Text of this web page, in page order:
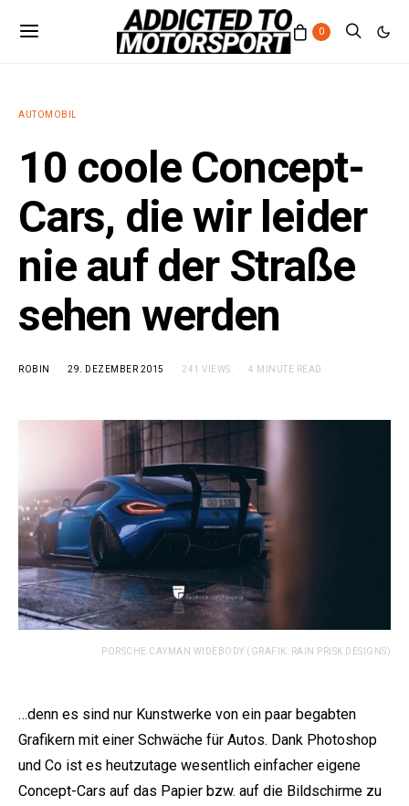
0
AUTOMOBIL
10 coole Concept-
Cars, die wir leider
nie auf der Straße
sehen werden
ROBIN 29. DEZEMBER 2015 241 VIEWS 4 MINUTE READ
PORSCHE CAYMAN WIDEBODY (GRAFIK: RAIN PRISK DESIGNS)
…denn es sind nur Kunstwerke von ein paar begabten
Grafikern mit einer Schwäche für Autos. Dank Photoshop
und Co ist es heutzutage wesentlich einfacher eigene
Concept-Cars auf das Papier bzw. auf die Bildschirme zu